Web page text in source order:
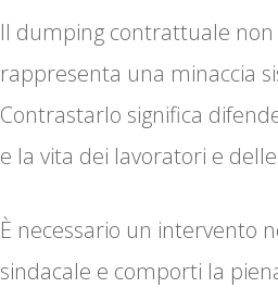
Il dumping contrattuale
rappresenta una minaccia
Contrastarlo significa
e la vita dei lavoratori e
È necessario un intervento
sindacale e comporti la